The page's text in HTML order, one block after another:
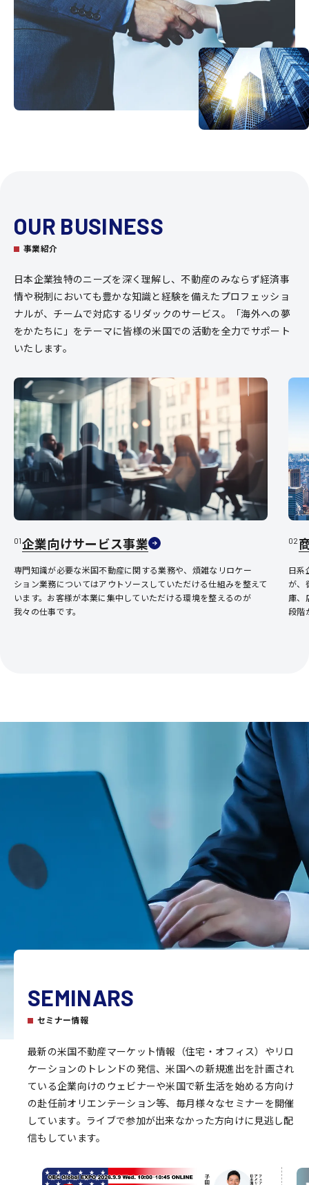
OUR BUSINESS
事業紹介
日本企業独特のニーズを深く理解し、不動産のみならず経済事
情や税制においても豊かな知識と経験を備えたプロフェッショ
ナルが、チームで対応するリダックのサービス。「海外への夢
をかたちに」をテーマに皆様の米国での活動を全力でサポート
いたします。
01企業向けサービス事業
専門知識が必要な米国不動産に関する業務や、煩雑なリロケー
ション業務についてはアウトソースしていただける仕組みを整えて
います。お客様が本業に集中していただける環境を整えるのが
我々の仕事です。
02
日系
が、
庫、
段階
SEMINARS
セミナー情報
最新の米国不動産マーケット情報（住宅・オフィス）やリロ
ケーションのトレンドの発信、米国への新規進出を計画され
ている企業向けのウェビナーや米国で新生活を始める方向け
の赴任前オリエンテーション等、毎月様々なセミナーを開催
しています。ライブで参加が出来なかった方向けに見逃し配
信もしています。